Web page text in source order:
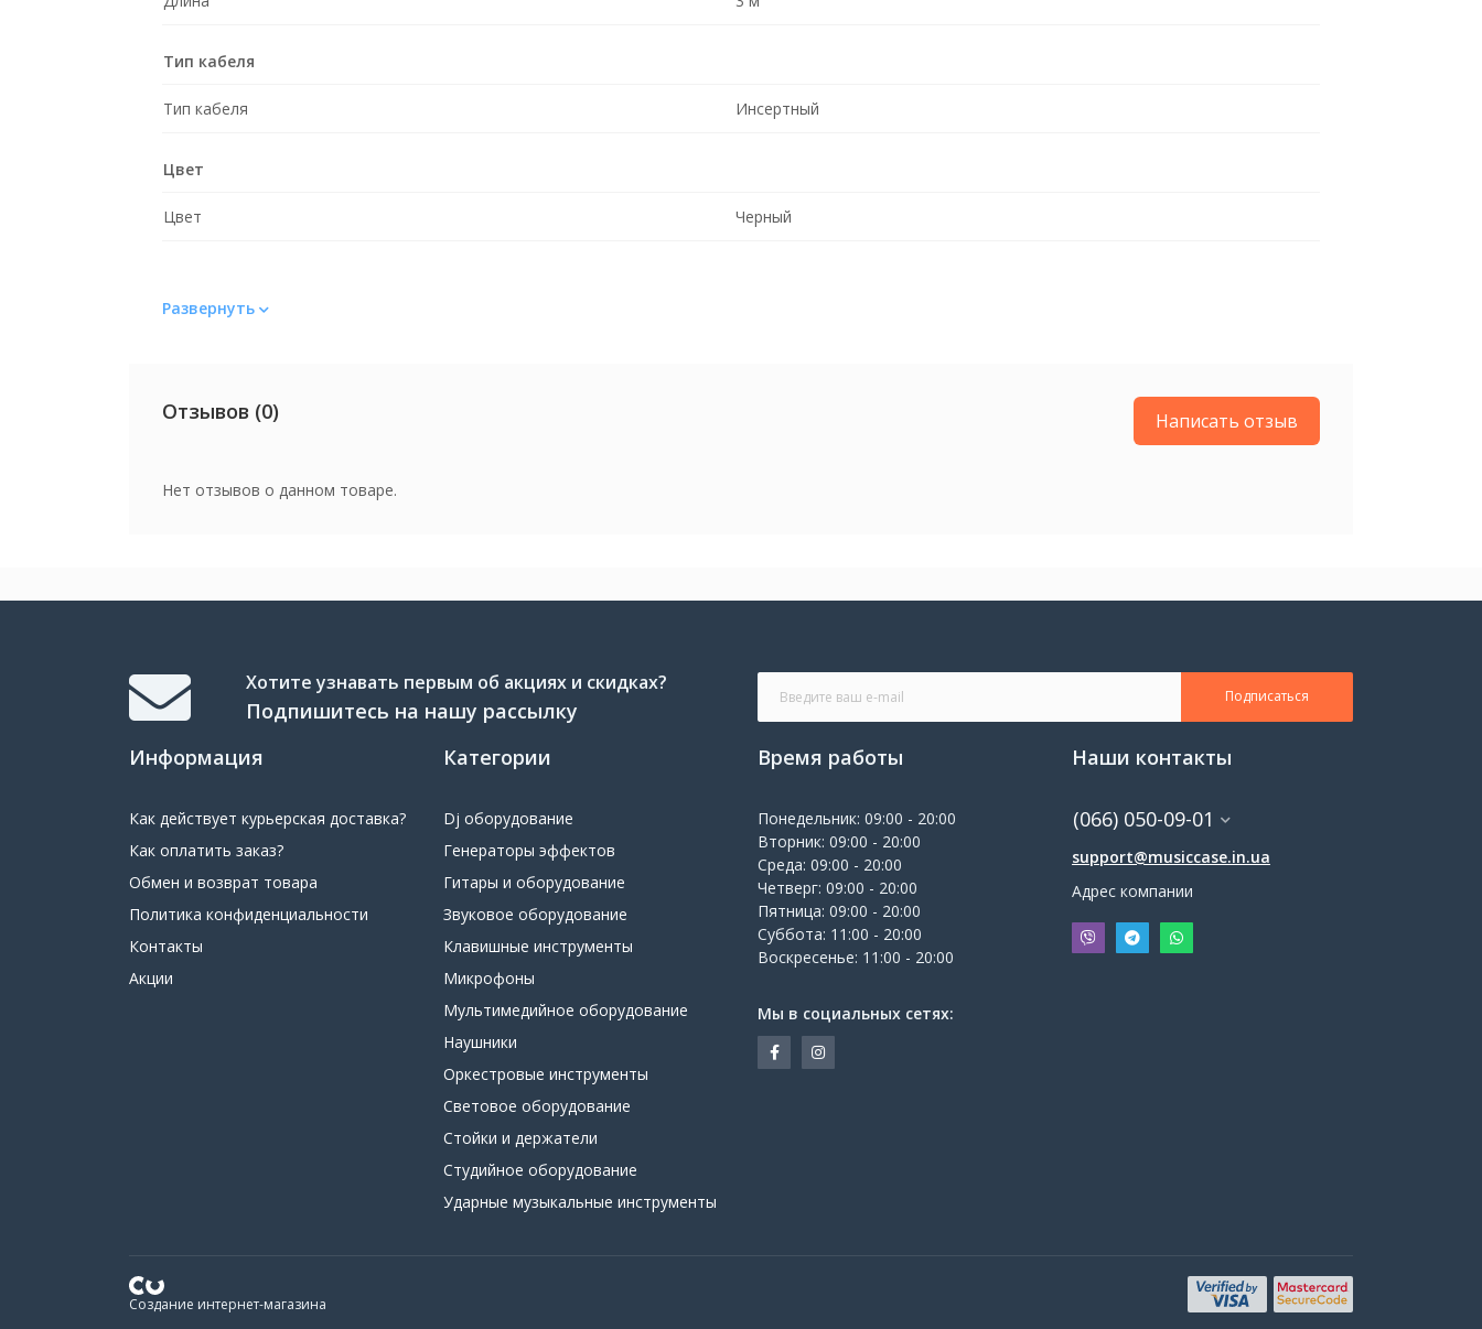
Тип кабеля
Тип кабеля Инсертный
Цвет
Цвет Черный
Развернуть
Отзывов (0) Написать отзыв
Нет отзывов о данном товаре.
Хотите узнавать первым об акциях и скидках?
Подпишитесь на нашу рассылку
Подписаться
Информация
Как действует курьерская доставка?
Как оплатить заказ?
Обмен и возврат товара
Политика конфиденциальности
Контакты
Акции
Категории
Dj оборудование
Генераторы эффектов
Гитары и оборудование
Звуковое оборудование
Клавишные инструменты
Микрофоны
Мультимедийное оборудование
Наушники
Оркестровые инструменты
Световое оборудование
Стойки и держатели
Студийное оборудование
Ударные музыкальные инструменты
Время работы
Понедельник: 09:00 - 20:00
Вторник: 09:00 - 20:00
Среда: 09:00 - 20:00
Четверг: 09:00 - 20:00
Пятница: 09:00 - 20:00
Суббота: 11:00 - 20:00
Воскресенье: 11:00 - 20:00
Мы в социальных сетях:
Наши контакты
(066) 050-09-01
support@musiccase.in.ua
Адрес компании
Создание интернет-магазина